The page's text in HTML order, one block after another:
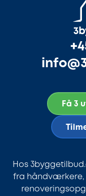
Få 3
Hos
fra håndværkere,